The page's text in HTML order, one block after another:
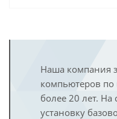
Наша компания
компьютеров по
более 20 лет. На
установку